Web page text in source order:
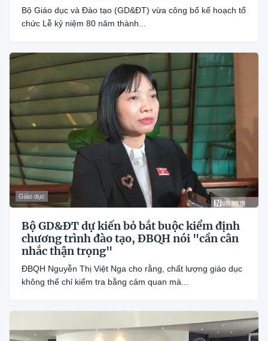
Bộ Giáo dục và Đào tạo (GD&ĐT) vừa công bố kế hoạch tổ
chức Lễ kỷ niệm 80 năm thành...
Giáo dục
Bộ GD&ĐT dự kiến bỏ bắt buộc kiểm định
chương trình đào tạo, ĐBQH nói "cần cân
nhắc thận trọng"
ĐBQH Nguyễn Thị Việt Nga cho rằng, chất lượng giáo dục
không thể chỉ kiểm tra bằng cảm quan mà...